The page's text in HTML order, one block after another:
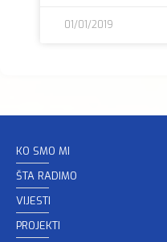
01/01/2019
KO SMO MI
ŠTA RADIMO
VIJESTI
PROJEKTI